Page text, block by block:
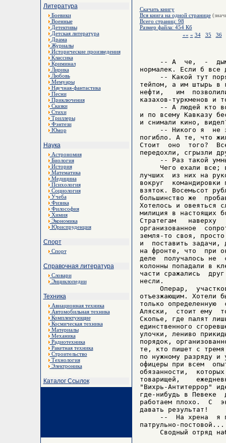
Литература
Боевики
Военные
Детективы
Детская литература
Драма
Журналы
Исторические произведения
Классика
Криминал
Лирика
Любовь
Мемуары
Научная-фантастика
Песни
Приключения
Сказки
Стихи
Триллеры
Фэнтези
Юмор
Наука
Астрономия
Биология
История
Математика
Медицина
Психология
Социология
Учеба
Физика
Философия
Химия
Экономика
Юриспруденция
Спорт
Спорт
Справочная литература
Словари
Энциклопедии
Техника
Авиационная техника
Автомобильная техника
Комплектующие
Космическая техника
Материалы
Механика
Радиотехника
Ракетная техника
Строительство
Технология
Электроника
Каталог Ссылок
Скачать книгу
Вся книга на одной странице
Всего страниц: 98
Размер файла: 454 Кб
«« « 34 35 36
-- А  че,  -
нормалек. Если б все
-- Какой тут
тейпом, а им штырь в
нефти,   им
казахов-туркменов и
-- А людей кто
и по всему Кавказу
и снимали кино,
-- Никого я  не
погибло. А те, что
Стоит  оно  того?
передохли, сгрызли
-- Раз такой
Чего ехали все;
лучших  из них на
вокруг
взяток. Восемьсот
большинство же
Хотелось и овеяться
милиция в настоящих
Стратегам
организованное
земля-то своя,
и  поставить задачи,
на фронте, что  при
деле  получалось не
колонны попадали в
части сражались
несли.
Операр,
отъезжающим. Хотели
только
Аляски,  стоит ему
Скопье, где палят
единственного
улочки, лениво
порядок,
те, кто пишет с
по нужному разряду и
офицеры при всем
обязанности,
товарищей,
"Вихрь-Антитеррор"
где-нибудь в Певеке
работаем плохо.  С
давать результат!
--  На хрена  я
патрульно-постовой...